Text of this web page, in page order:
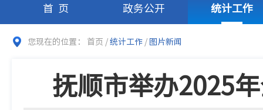
首页 政务公开 统计工作
您现在的位置： 首页 /统计工作 / 图片新闻
抚顺市举办2025